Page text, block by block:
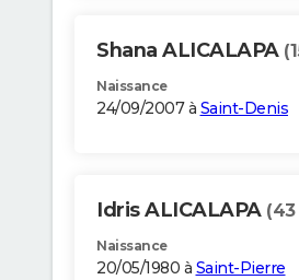
Shana ALICALAPA
Naissance
24/09/2007 à Saint-Denis
Idris ALICALAPA (43
Naissance
20/05/1980 à Saint-Pierre